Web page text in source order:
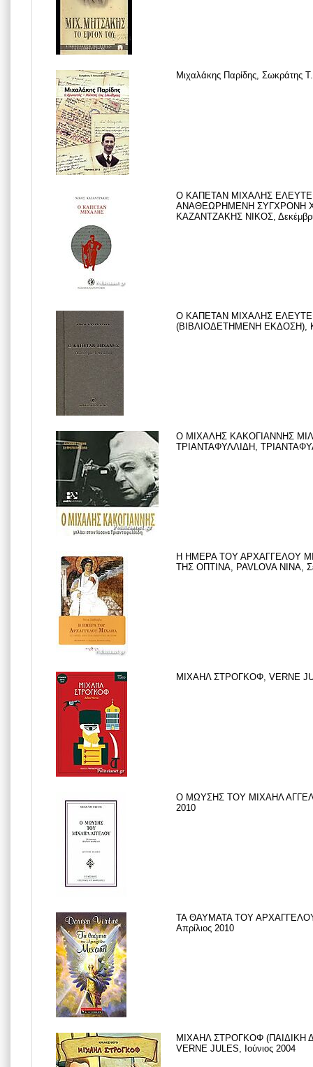
Μιχαλάκης Παρίδης, Σωκράτης
Ο ΚΑΠΕΤΑΝ ΜΙΧΑΛΗΣ
ΑΝΑΘΕΩΡΗΜΕΝΗ ΣΥΓΧΡΟΝΗ
ΚΑΖΑΝΤΖΑΚΗΣ ΝΙΚΟΣ,
Ο ΚΑΠΕΤΑΝ ΜΙΧΑΛΗΣ
(ΒΙΒΛΙΟΔΕΤΗΜΕΝΗ ΕΚΔΟΣΗ),
Ο ΜΙΧΑΛΗΣ ΚΑΚΟΓΙΑΝΝΗΣ
ΤΡΙΑΝΤΑΦΥΛΛΙΔΗ,
Η ΗΜΕΡΑ ΤΟΥ ΑΡΧΑΓΓΕΛΟΥ
ΤΗΣ ΟΠΤΙΝΑ, PAVLOVA NINA,
ΜΙΧΑΗΛ ΣΤΡΟΓΚΟΦ, VERNE
Ο ΜΩΥΣΗΣ ΤΟΥ ΜΙΧΑΗΛ
2010
ΤΑ ΘΑΥΜΑΤΑ ΤΟΥ
Απρίλιος 2010
ΜΙΧΑΗΛ ΣΤΡΟΓΚΟΦ (ΠΑΙΔΙΚΗ
VERNE JULES, Ιούνιος 2004